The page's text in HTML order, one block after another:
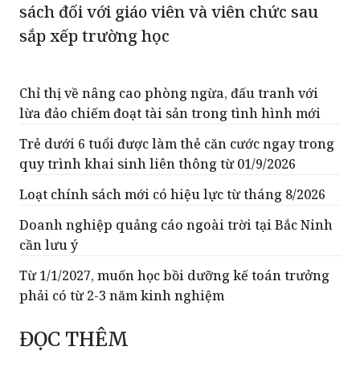
sách đối với giáo viên và viên chức sau
sắp xếp trường học
Chỉ thị về nâng cao phòng ngừa, đấu tranh với
lừa đảo chiếm đoạt tài sản trong tình hình mới
Trẻ dưới 6 tuổi được làm thẻ căn cước ngay trong
quy trình khai sinh liên thông từ 01/9/2026
Loạt chính sách mới có hiệu lực từ tháng 8/2026
Doanh nghiệp quảng cáo ngoài trời tại Bắc Ninh
cần lưu ý
Từ 1/1/2027, muốn học bồi dưỡng kế toán trưởng
phải có từ 2-3 năm kinh nghiệm
ĐỌC THÊM